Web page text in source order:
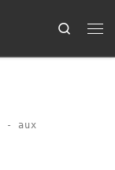
Search
-
aux